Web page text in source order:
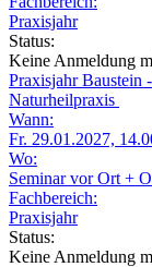
Praxisjahr
Status:
Keine Anmeldung
Praxisjahr Baustein
Naturheilpraxis
Wann:
Fr. 29.01.2027,
Wo:
Seminar vor Ort +
Fachbereich:
Praxisjahr
Status:
Keine Anmeldung